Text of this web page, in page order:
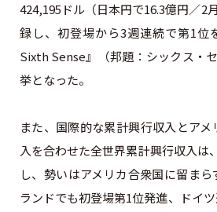
424,195ドル（日本円で16.3億円／2
録し、初登場から3週連続で第1位
Sixth Sense』（邦題：シックス・
挙となった。
また、国際的な累計興行収入とア
入を合わせた全世界累計興行収入は
し、勢いはアメリカ合衆国に留ま
ランドでも初登場第1位発進、ドイ